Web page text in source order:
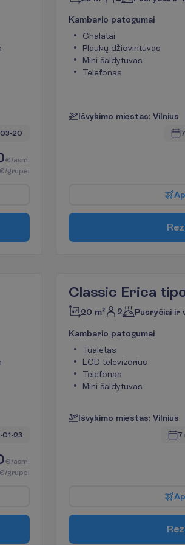
20
€/asm.
€/grupei
Kambario patogumai
Chalatai
Plaukų džiovintuvas
Mini šaldytuvas
Telefonas
Išvykimo miestas: Vilnius
Ap
Rez
23
€/asm.
€/grupei
Classic Erica
20 m² 2 Pusryčiai ir
Kambario patogumai
Tualetas
LCD televizorius
Telefonas
Mini šaldytuvas
Išvykimo miestas: Vilnius
7
Ap
Rez